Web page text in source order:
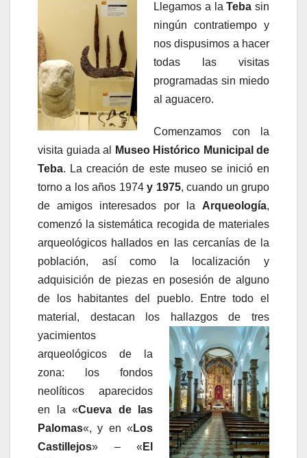
Llegamos a laTeba sin
ningún contratiempo y
nos dispusimos a hacer
todas las visitas
programadas sin miedo
al aguacero.
Comenzamos con la
visita guiada al
Museo Histórico Municipal de
Teba. La creación de este museo se inició en
torno a los años 1974y 1975, cuando un grupo
de amigos interesados por la Arqueología,
comenzó la sistemática recogida de materiales
arqueológicos hallados en las cercanías de la
población, así como la localización y
adquisición de piezas en posesión de alguno
de los habitantes del pueblo. Entre todo el
material, destacan los hallazgos de tres
yacimientos
arqueológicos de la
zona: los fondos
neolíticos aparecidos
en la «Cueva de las
Palomas«, y en « Los
Castillejos» – « El